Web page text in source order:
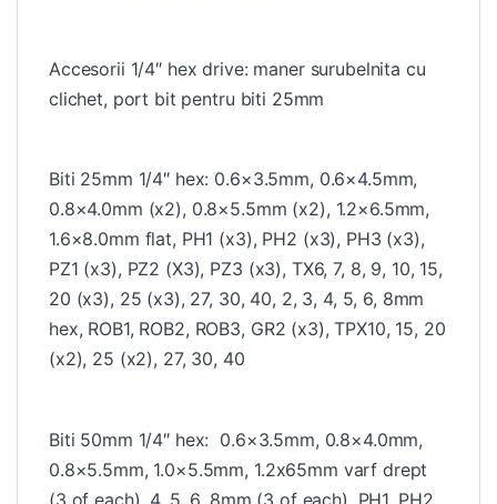
Accesorii 1/4″ hex drive: maner surubelnita cu
clichet, port bit pentru biti 25mm
Biti 25mm 1/4″ hex: 0.6×3.5mm, 0.6×4.5mm,
0.8×4.0mm (x2), 0.8×5.5mm (x2), 1.2×6.5mm,
1.6×8.0mm flat, PH1 (x3), PH2 (x3), PH3 (x3),
PZ1 (x3), PZ2 (X3), PZ3 (x3), TX6, 7, 8, 9, 10, 15,
20 (x3), 25 (x3), 27, 30, 40, 2, 3, 4, 5, 6, 8mm
hex, ROB1, ROB2, ROB3, GR2 (x3), TPX10, 15, 20
(x2), 25 (x2), 27, 30, 40
Biti 50mm 1/4″ hex: 0.6×3.5mm, 0.8×4.0mm,
0.8×5.5mm, 1.0×5.5mm, 1.2x65mm varf drept